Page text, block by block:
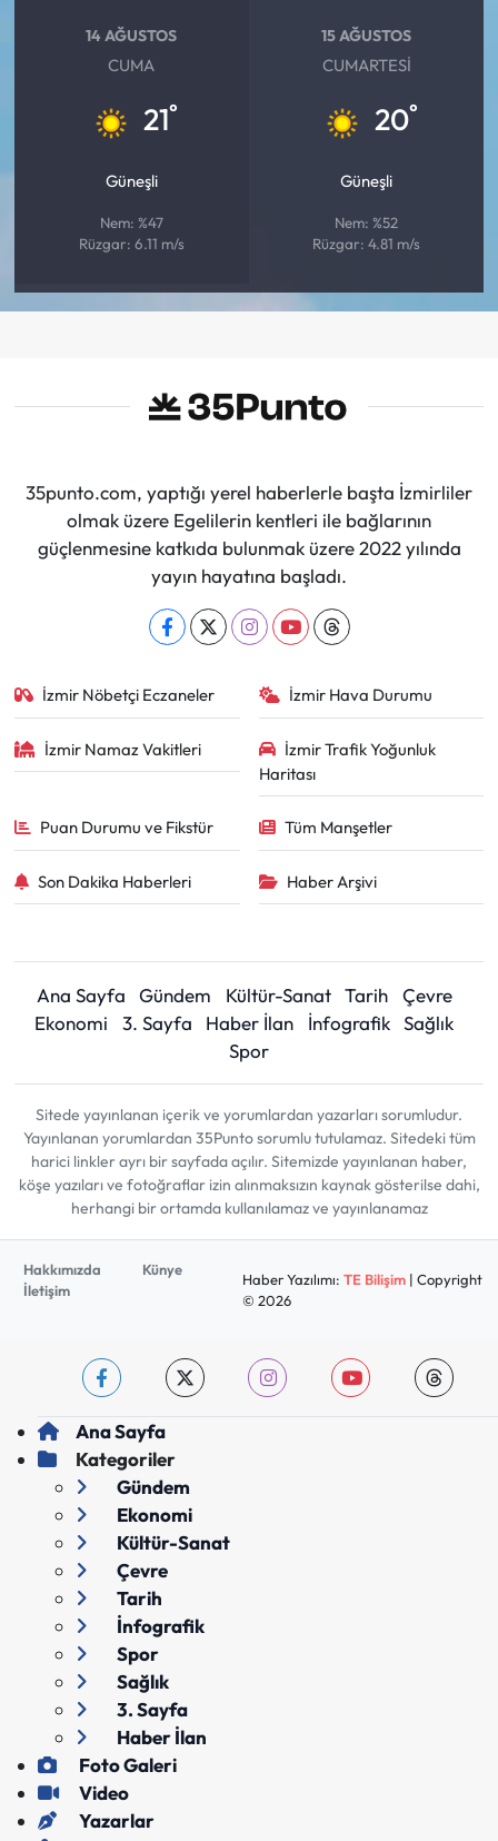
14 AĞUSTOS
CUMA
21°
Güneşli
Nem: %47
Rüzgar: 6.11 m/s
15 AĞUSTOS
CUMARTESI
20°
Güneşli
Nem: %52
Rüzgar: 4.81 m/s
35punto.com, yaptığı yerel haberlerle başta İzmirliler
olmak üzere Egelilerin kentleri ile bağlarının
güçlenmesine katkıda bulunmak üzere 2022 yılında
yayın hayatına başladı.
İzmir Nöbetçi Eczaneler İzmir Hava Durumu
İzmir Namaz Vakitleri
İzmir Trafik Yoğunluk
Haritası
Puan Durumu ve Fikstür Tüm Manşetler
Son Dakika Haberleri Haber Arşivi
Ana Sayfa Gündem Kültür-Sanat Tarih
Çevre
Ekonomi
3. Sayfa Haber İlan İnfografik Sağlık
Spor
Sitede yayınlanan içerik ve yorumlardan yazarları sorumludur.
Yayınlanan yorumlardan 35Punto sorumlu tutulamaz. Sitedeki tüm
harici linkler ayrı bir sayfada açılır. Sitemizde yayınlanan haber,
köşe yazıları ve fotoğraflar izin alınmaksızın kaynak gösterilse dahi,
herhangi bir ortamda kullanılamaz ve yayınlanamaz
Hakkımızda
Künye
İletişim
Haber Yazılımı: TE Bilişim| Copyright
© 2026
Ana Sayfa
Kategoriler
Gündem
Ekonomi
Kültür-Sanat
Çevre
Tarih
İnfografik
Spor
Sağlık
3. Sayfa
Haber İlan
Foto Galeri
Video
Yazarlar